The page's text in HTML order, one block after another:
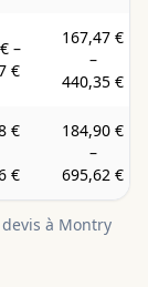
–
€
167,47 €
–
440,35 €
€
€
184,90 €
–
695,62 €
à Montry